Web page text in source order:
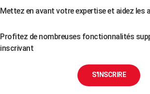
Mettez en avant votre expertise et aidez les
Profitez de nombreuses fonctionnalités
inscrivant
S'INSCRIRE